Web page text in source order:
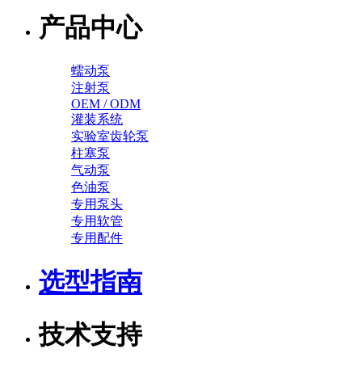
产品中心
蠕动泵
注射泵
OEM / ODM
灌装系统
实验室齿轮泵
柱塞泵
气动泵
色油泵
专用泵头
专用软管
专用配件
选型指南
技术支持